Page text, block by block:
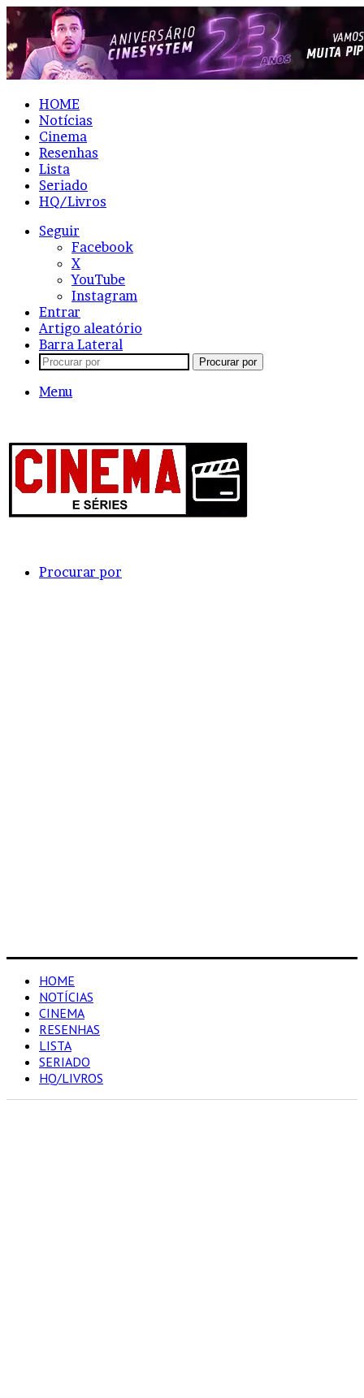
HOME
Notícias
Cinema
Resenhas
Lista
Seriado
HQ/Livros
Seguir
Facebook
X
YouTube
Instagram
Entrar
Artigo aleatório
Barra Lateral
Procurar por
Menu
Procurar por
HOME
NOTÍCIAS
CINEMA
RESENHAS
LISTA
SERIADO
HQ/LIVROS